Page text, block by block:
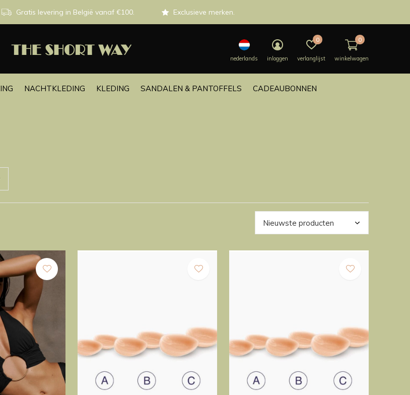
NACHTKLEDING KLEDING SANDALEN & PANTOFFELS CADEAUBONNEN
nederlands inloggen verlanglijst
0
winkelwagen
0
Gratis levering in België vanaf €100. Exclusieve merken.